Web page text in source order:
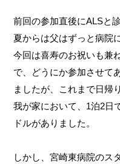
前回の参加直後にALSと
夏からは父はずっと病院
今回は喜寿のお祝いも兼
で、どうにか参加させて
ましたが、これまで日帰
我が家において、1泊2日
ドルがありました。
しかし、宮崎東病院のス